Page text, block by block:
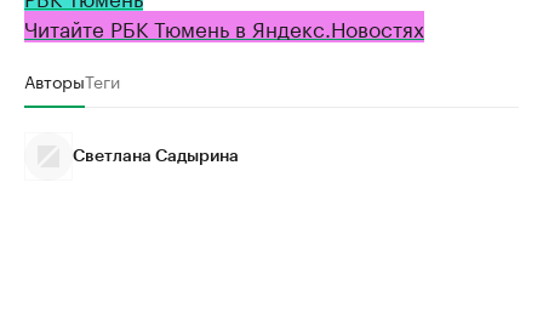
Читайте РБК Тюмень в Яндекс.Новостях
АвторыТеги
Светлана Садырина